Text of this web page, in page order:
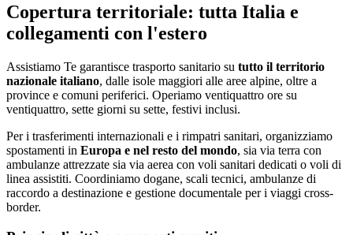
Copertura territoriale: tutta Italia e
collegamenti con l'estero
Assistiamo Te garantisce trasporto sanitario su tutto il territorio
nazionale italiano, dalle isole maggiori alle aree alpine, oltre a
province e comuni periferici. Operiamo ventiquattro ore su
ventiquattro, sette giorni su sette, festivi inclusi.
Per i trasferimenti internazionali e i rimpatri sanitari, organizziamo
spostamenti in Europa e nel resto del mondo, sia via terra con
ambulanze attrezzate sia via aerea con voli sanitari dedicati o voli di
linea assistiti. Coordiniamo dogane, scali tecnici, ambulanze di
raccordo a destinazione e gestione documentale per i viaggi cross-
border.